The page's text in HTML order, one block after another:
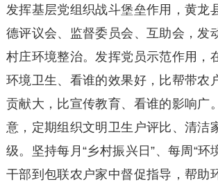
发挥基层党组织战斗堡垒作用，黄龙
德评议会、监督委员会、互助会，发
村庄环境整治。发挥党员示范作用，
环境卫生、看谁的效果好，比帮带农
贡献大，比宣传教育、看谁的影响广
意，定期组织文明卫生户评比、清洁
级。坚持每月“乡村振兴日”、每周“环
干部到包联农户家中督促指导，帮助